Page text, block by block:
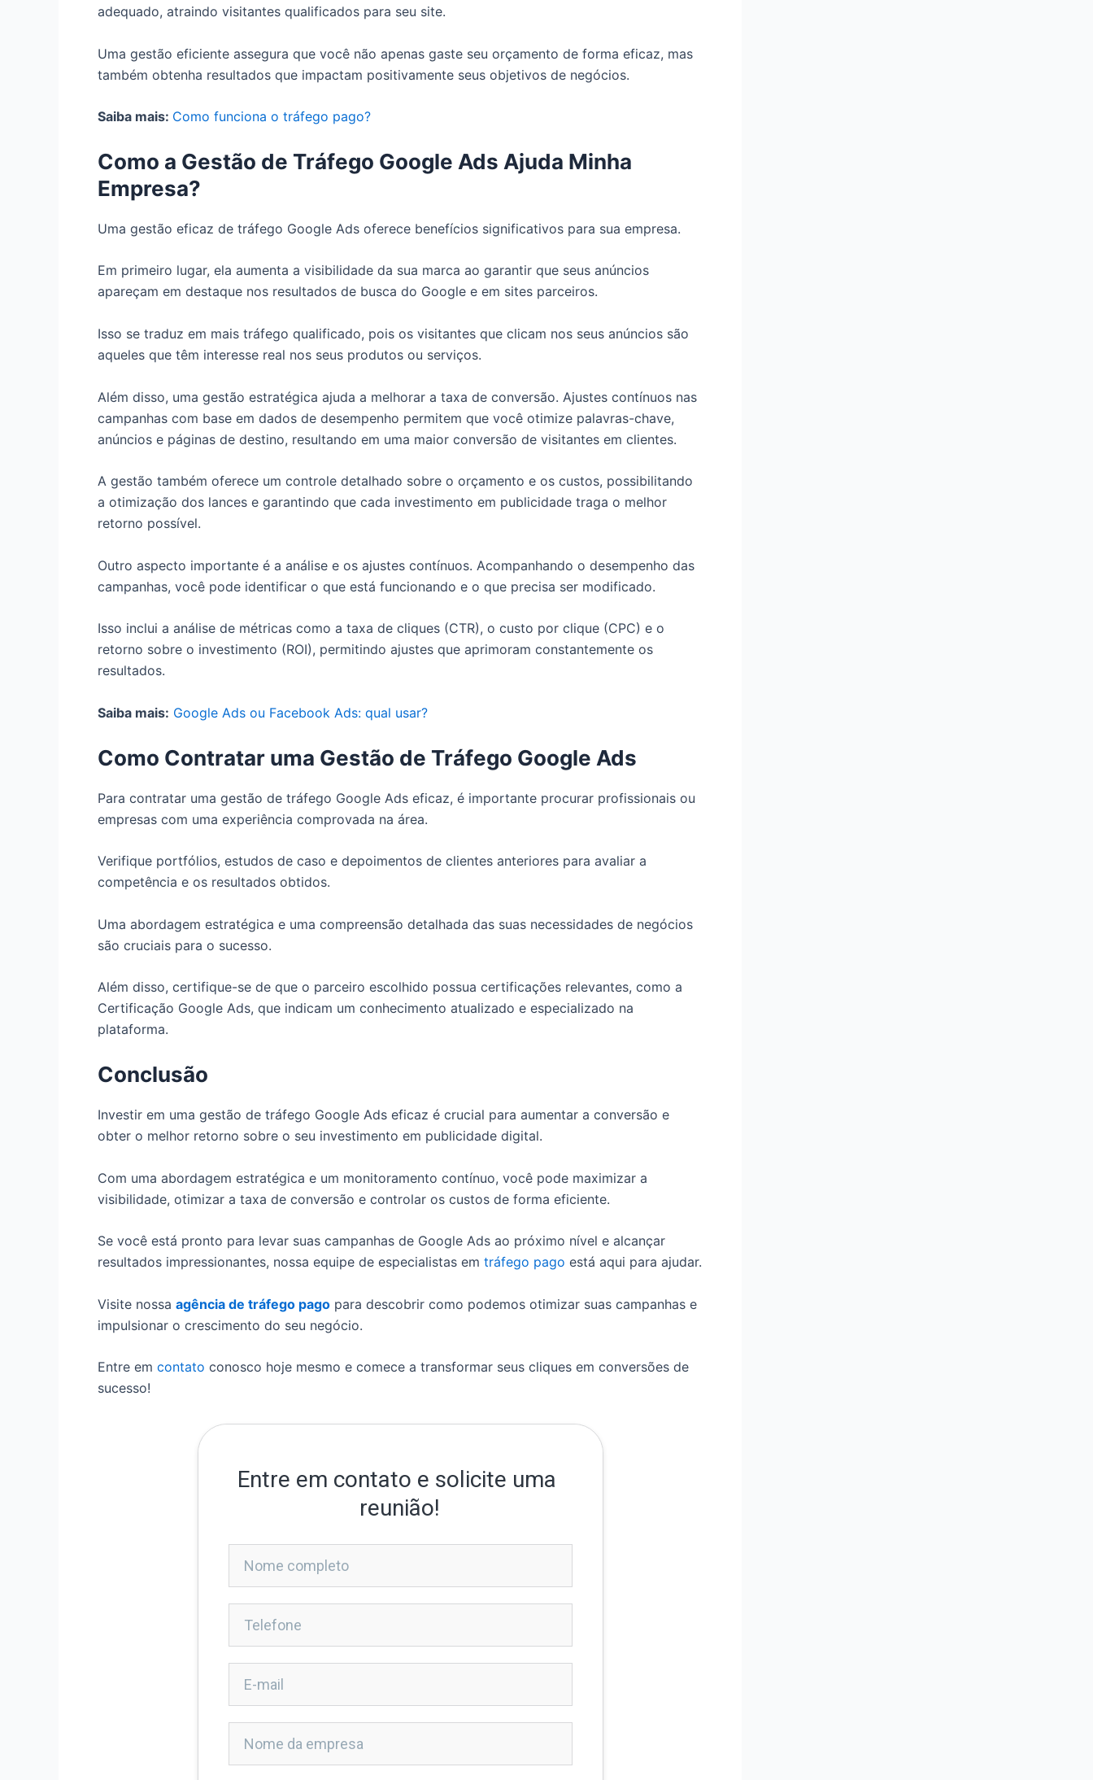
adequado, atraindo visitantes qualificados para seu site.
Uma gestão eficiente assegura que você não apenas gaste seu orçamento de forma eficaz, mas
também obtenha resultados que impactam positivamente seus objetivos de negócios.
Saiba mais: Como funciona o tráfego pago?
Como a Gestão de Tráfego Google Ads Ajuda Minha
Empresa?
Uma gestão eficaz de tráfego Google Ads oferece benefícios significativos para sua empresa.
Em primeiro lugar, ela aumenta a visibilidade da sua marca ao garantir que seus anúncios
apareçam em destaque nos resultados de busca do Google e em sites parceiros.
Isso se traduz em mais tráfego qualificado, pois os visitantes que clicam nos seus anúncios são
aqueles que têm interesse real nos seus produtos ou serviços.
Além disso, uma gestão estratégica ajuda a melhorar a taxa de conversão. Ajustes contínuos nas
campanhas com base em dados de desempenho permitem que você otimize palavras-chave,
anúncios e páginas de destino, resultando em uma maior conversão de visitantes em clientes.
A gestão também oferece um controle detalhado sobre o orçamento e os custos, possibilitando
a otimização dos lances e garantindo que cada investimento em publicidade traga o melhor
retorno possível.
Outro aspecto importante é a análise e os ajustes contínuos. Acompanhando o desempenho das
campanhas, você pode identificar o que está funcionando e o que precisa ser modificado.
Isso inclui a análise de métricas como a taxa de cliques (CTR), o custo por clique (CPC) e o
retorno sobre o investimento (ROI), permitindo ajustes que aprimoram constantemente os
resultados.
Saiba mais: Google Ads ou Facebook Ads: qual usar?
Como Contratar uma Gestão de Tráfego Google Ads
Para contratar uma gestão de tráfego Google Ads eficaz, é importante procurar profissionais ou
empresas com uma experiência comprovada na área.
Verifique portfólios, estudos de caso e depoimentos de clientes anteriores para avaliar a
competência e os resultados obtidos.
Uma abordagem estratégica e uma compreensão detalhada das suas necessidades de negócios
são cruciais para o sucesso.
Além disso, certifique-se de que o parceiro escolhido possua certificações relevantes, como a
Certificação Google Ads, que indicam um conhecimento atualizado e especializado na
plataforma.
Conclusão
Investir em uma gestão de tráfego Google Ads eficaz é crucial para aumentar a conversão e
obter o melhor retorno sobre o seu investimento em publicidade digital.
Com uma abordagem estratégica e um monitoramento contínuo, você pode maximizar a
visibilidade, otimizar a taxa de conversão e controlar os custos de forma eficiente.
Se você está pronto para levar suas campanhas de Google Ads ao próximo nível e alcançar
resultados impressionantes, nossa equipe de especialistas em tráfego pago está aqui para ajudar.
Visite nossa agência de tráfego pago para descobrir como podemos otimizar suas campanhas e
impulsionar o crescimento do seu negócio.
Entre em contato conosco hoje mesmo e comece a transformar seus cliques em conversões de
sucesso!